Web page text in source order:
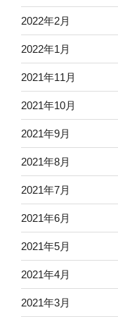
2022年2月
2022年1月
2021年11月
2021年10月
2021年9月
2021年8月
2021年7月
2021年6月
2021年5月
2021年4月
2021年3月